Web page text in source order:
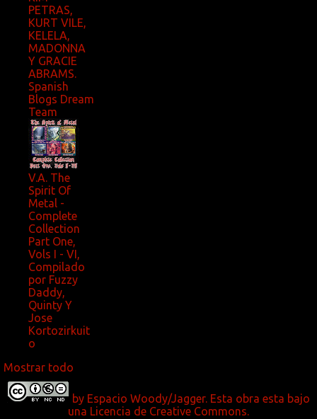
PETRAS,
KURT VILE,
KELELA,
MADONNA
Y GRACIE
ABRAMS.
Spanish
Blogs Dream
Team
V.A. The
Spirit Of
Metal -
Complete
Collection
Part One,
Vols I - VI,
Compilado
por Fuzzy
Daddy,
Quinty Y
Jose
Kortozirkuit
o
Mostrar todo
by Espacio Woody/Jagger. Esta obra esta bajo
una Licencia de Creative Commons.